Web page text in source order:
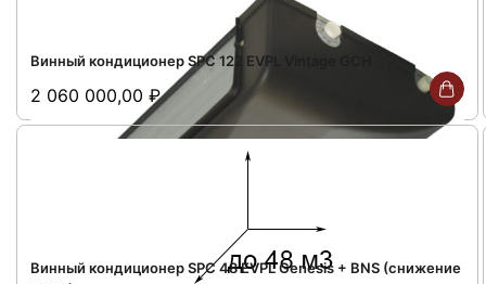
Винный кондиционер SPC 122 EVPL Vintage GCH
2 060 000,00 ₽
Винный кондиционер SPC 48 EVPL Genesis + BNS (снижение